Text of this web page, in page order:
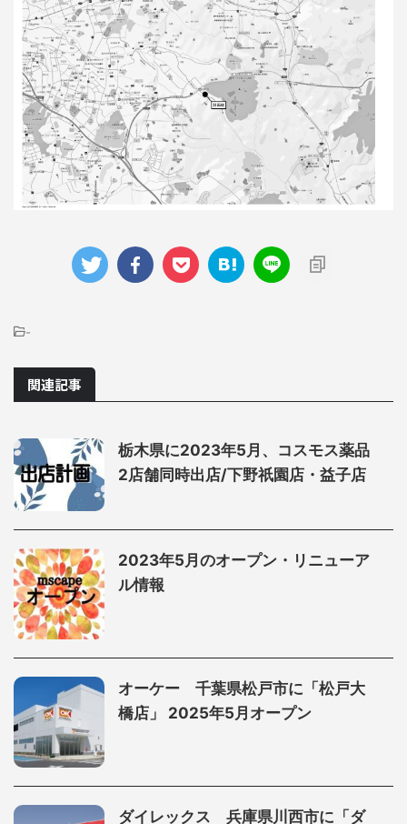
-
関連記事
栃木県に2023年5月、コスモス薬品
2店舗同時出店/下野祇園店・益子店
2023年5月のオープン・リニューア
ル情報
オーケー 千葉県松戸市に「松戸大
橋店」 2025年5月オープン
ダイレックス 兵庫県川西市に「ダ